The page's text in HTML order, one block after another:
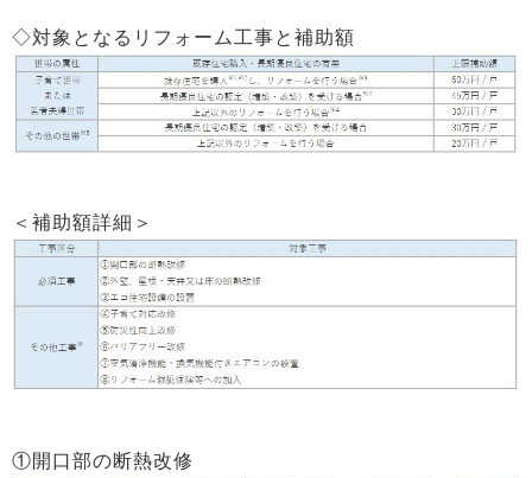
◇対象となるリフォーム工事と補助額
＜補助額詳細＞
①開口部の断熱改修